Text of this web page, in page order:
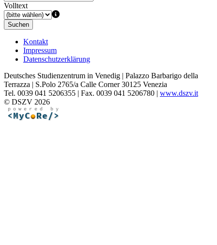
Volltext
Suchen
Kontakt
Impressum
Datenschutzerklärung
Deutsches Studienzentrum in Venedig | Palazzo Barbarigo della
Terrazza | S.Polo 2765/a Calle Corner 30125 Venezia
Tel. 0039 041 5206355 | Fax. 0039 041 5206780 | www.dszv.it
© DSZV 2026